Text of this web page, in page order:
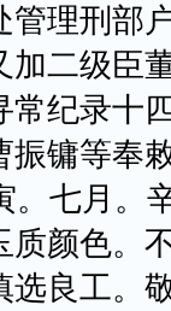
管理刑部
二级臣
纪录十
振镛等奉
七月。
颜色。
良工。